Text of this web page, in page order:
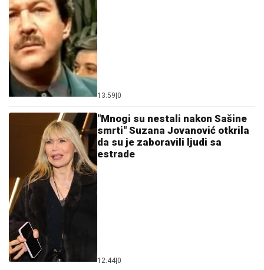
13:59 0
"Mnogi su nestali nakon Sašine
smrti" Suzana Jovanović otkrila
da su je zaboravili ljudi sa
estrade
12:44 0